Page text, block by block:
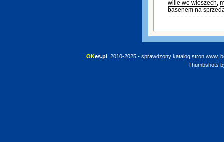
wille we włoszech,
basenem na
OKes.pl 2010-2025 - sprawdzony katalog stron www,
Thumbshots